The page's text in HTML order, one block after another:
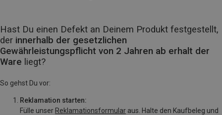
Hast Du einen Defekt an Deinem Produkt festgestellt,
der innerhalb der gesetzlichen
Gewährleistungspflicht von 2 Jahren ab erhalt der
Ware liegt?
So gehst Du vor:
Reklamation starten:
Fülle unser Reklamationsformular aus. Halte den Kaufbeleg und